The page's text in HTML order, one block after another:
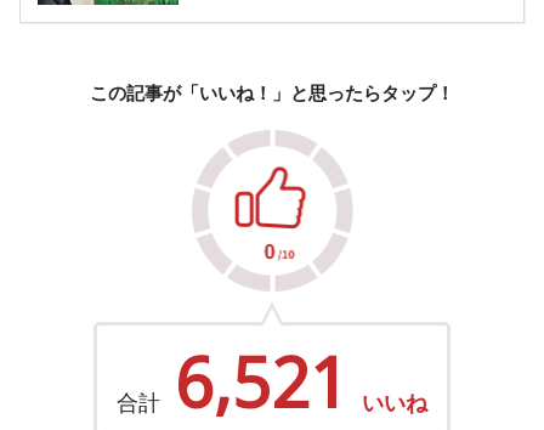
この記事が「いいね！」と思ったらタップ！
合計 6,521 いいね